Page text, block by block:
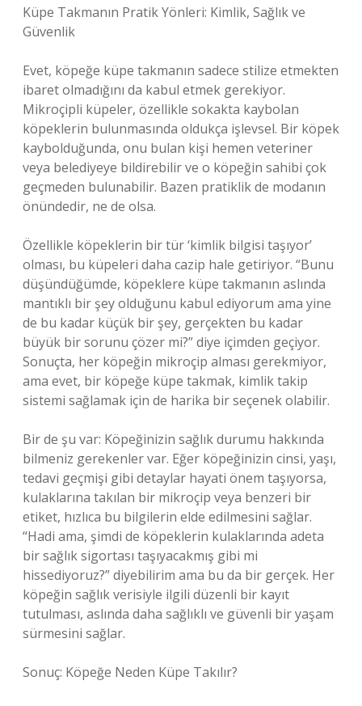
Küpe Takmanın Pratik Yönleri: Kimlik, Sağlık ve
Güvenlik
Evet, köpeğe küpe takmanın sadece stilize etmekten
ibaret olmadığını da kabul etmek gerekiyor.
Mikroçipli küpeler, özellikle sokakta kaybolan
köpeklerin bulunmasında oldukça işlevsel. Bir köpek
kaybolduğunda, onu bulan kişi hemen veteriner
veya belediyeye bildirebilir ve o köpeğin sahibi çok
geçmeden bulunabilir. Bazen pratiklik de modanın
önündedir, ne de olsa.
Özellikle köpeklerin bir tür ‘kimlik bilgisi taşıyor’
olması, bu küpeleri daha cazip hale getiriyor. “Bunu
düşündüğümde, köpeklere küpe takmanın aslında
mantıklı bir şey olduğunu kabul ediyorum ama yine
de bu kadar küçük bir şey, gerçekten bu kadar
büyük bir sorunu çözer mi?” diye içimden geçiyor.
Sonuçta, her köpeğin mikroçip alması gerekmiyor,
ama evet, bir köpeğe küpe takmak, kimlik takip
sistemi sağlamak için de harika bir seçenek olabilir.
Bir de şu var: Köpeğinizin sağlık durumu hakkında
bilmeniz gerekenler var. Eğer köpeğinizin cinsi, yaşı,
tedavi geçmişi gibi detaylar hayati önem taşıyorsa,
kulaklarına takılan bir mikroçip veya benzeri bir
etiket, hızlıca bu bilgilerin elde edilmesini sağlar.
“Hadi ama, şimdi de köpeklerin kulaklarında adeta
bir sağlık sigortası taşıyacakmış gibi mi
hissediyoruz?” diyebilirim ama bu da bir gerçek. Her
köpeğin sağlık verisiyle ilgili düzenli bir kayıt
tutulması, aslında daha sağlıklı ve güvenli bir yaşam
sürmesini sağlar.
Sonuç: Köpeğe Neden Küpe Takılır?